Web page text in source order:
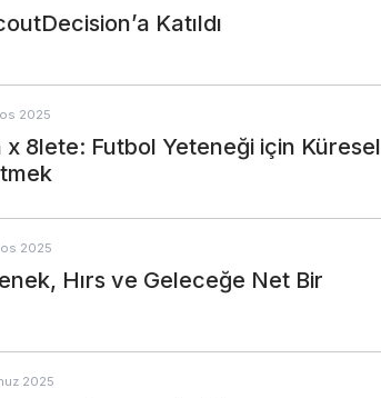
Katıldı
2025
8lete: Futbol Yeteneği için Küresel
2025
Hırs ve Geleceğe Net Bir
2025